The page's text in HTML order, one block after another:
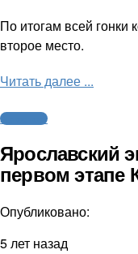
По итогам всей гонки
второе место.
Читать далее ...
Автоспорт
Ярославский
первом этапе
Опубликовано:
5 лет назад